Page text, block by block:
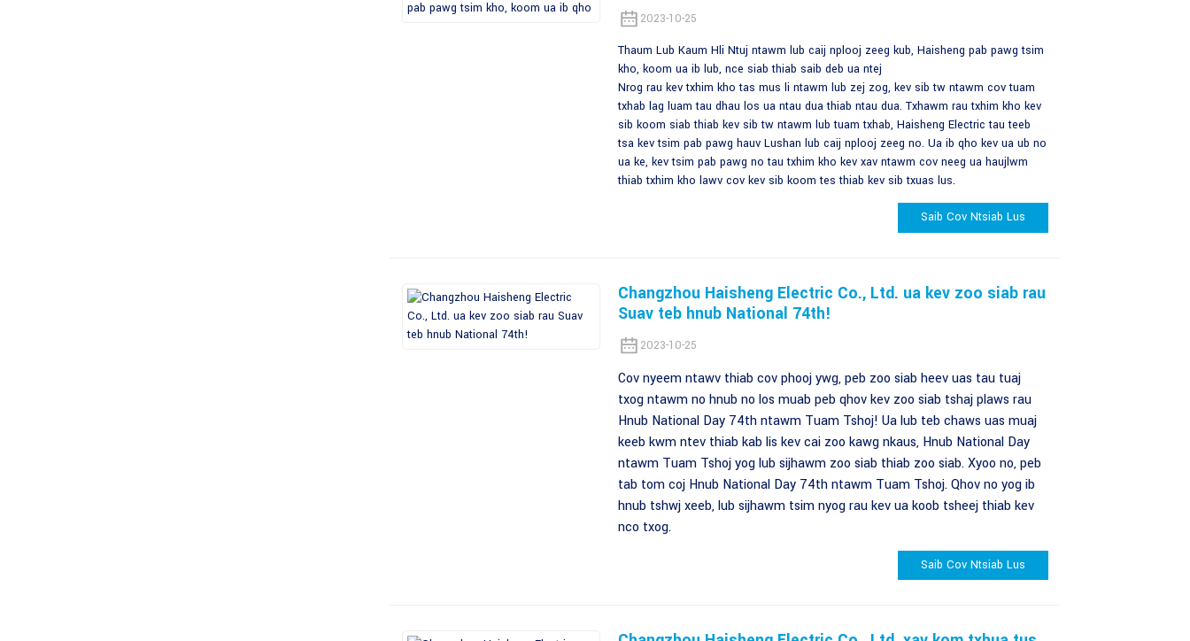
2023-10-25
Thaum Lub Kaum Hli Ntuj ntawm lub caij nplooj zeeg kub, Haisheng pab pawg tsim
kho, koom ua ib lub, nce siab thiab saib deb ua ntej
Nrog rau kev txhim kho tas mus li ntawm lub zej zog, kev sib tw ntawm cov tuam
txhab lag luam tau dhau los ua ntau dua thiab ntau dua. Txhawm rau txhim kho kev
sib koom siab thiab kev sib tw ntawm lub tuam txhab, Haisheng Electric tau teeb
tsa kev tsim pab pawg hauv Lushan lub caij nplooj zeeg no. Ua ib qho kev ua ub no
ua ke, kev tsim pab pawg no tau txhim kho kev xav ntawm cov neeg ua haujlwm
thiab txhim kho lawv cov kev sib koom tes thiab kev sib txuas lus.
Saib Cov Ntsiab Lus
Changzhou Haisheng Electric Co., Ltd. ua kev zoo siab rau
Suav teb hnub National 74th!
2023-10-25
Cov nyeem ntawv thiab cov phooj ywg, peb zoo siab heev uas tau tuaj
txog ntawm no hnub no los muab peb qhov kev zoo siab tshaj plaws rau
Hnub National Day 74th ntawm Tuam Tshoj! Ua lub teb chaws uas muaj
keeb kwm ntev thiab kab lis kev cai zoo kawg nkaus, Hnub National Day
ntawm Tuam Tshoj yog lub sijhawm zoo siab thiab zoo siab. Xyoo no, peb
tab tom coj Hnub National Day 74th ntawm Tuam Tshoj. Qhov no yog ib
hnub tshwj xeeb, lub sijhawm tsim nyog rau kev ua koob tsheej thiab kev
nco txog.
Saib Cov Ntsiab Lus